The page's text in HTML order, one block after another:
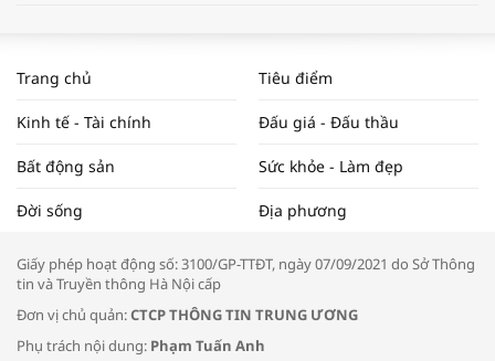
NAM NĂM 2024 VÀ NĂM 2025 | NHỊP
ĐẬP THỊ TRƯỜNG #62
Tọa đàm “Xúc tiến thương mại: Khơi
Trang chủ Tiêu điểm
Kinh tế - Tài chính Đấu giá - Đấu thầu
Bất động sản Sức khỏe - Làm đẹp
Đời sống Địa phương
Giấy phép hoạt động số: 3100/GP-TTĐT, ngày 07/09/2021 do Sở Thông
tin và Truyền thông Hà Nội cấp
Đơn vị chủ quản:CTCP THÔNG TIN TRUNG ƯƠNG
Phụ trách nội dung: Phạm Tuấn Anh